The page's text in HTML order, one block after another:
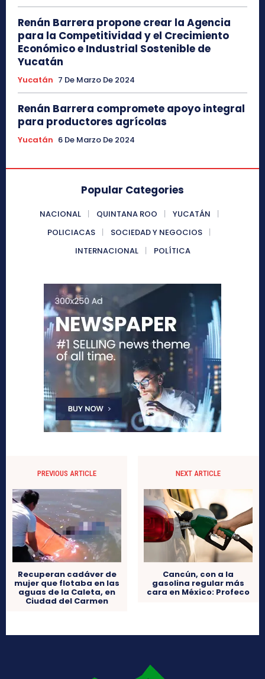
Renán Barrera propone crear la Agencia
para la Competitividad y el Crecimiento
Económico e Industrial Sostenible de
Yucatán
Yucatán 7 De Marzo De 2024
Renán Barrera compromete apoyo integral
para productores agrícolas
Yucatán 6 De Marzo De 2024
Popular Categories
NACIONAL QUINTANA ROO
YUCATÁN
POLICIACAS
SOCIEDAD Y NEGOCIOS
INTERNACIONAL
POLÍTICA
PREVIOUS ARTICLE
Recuperan cadáver de
mujer que flotaba en las
aguas de la Caleta, en
Ciudad del Carmen
NEXT ARTICLE
Cancún, con a la
gasolina regular más
cara en México: Profeco